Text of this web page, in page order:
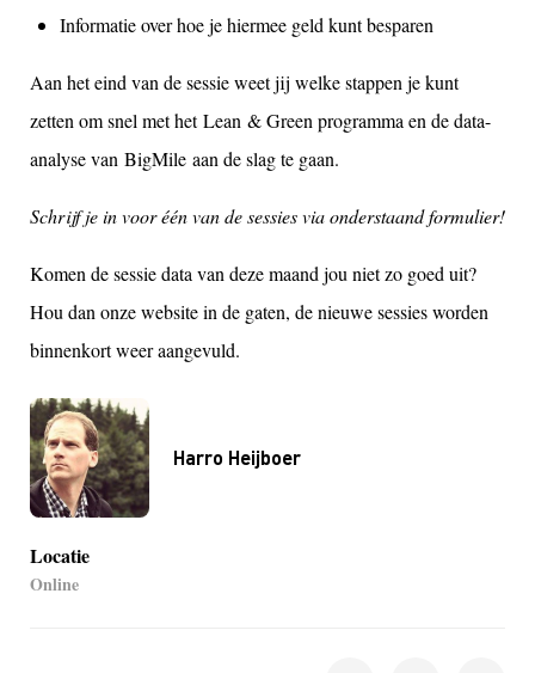
Harro Heijboer
Locatie
Online
Informatie over hoe je hiermee geld kunt besparen
Aan het eind van de sessie weet jij welke stappen je kunt
zetten om snel met het Lean & Green programma en de data-
analyse van BigMile aan de slag te gaan.
Schrijf je in voor één van de sessies via onderstaand formulier!
Komen de sessie data van deze maand jou niet zo goed uit?
Hou dan onze website in de gaten, de nieuwe sessies worden
binnenkort weer aangevuld.